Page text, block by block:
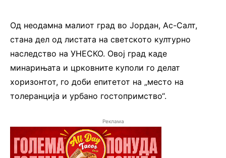
Од неодамна малиот град во Јордан, Ас-Салт,
стана дел од листата на светското културно
наследство на УНЕСКО. Овој град каде
минарињата и црковните куполи го делат
хоризонтот, го доби епитетот на „место на
толеранција и урбано гостопримство“.
Реклама